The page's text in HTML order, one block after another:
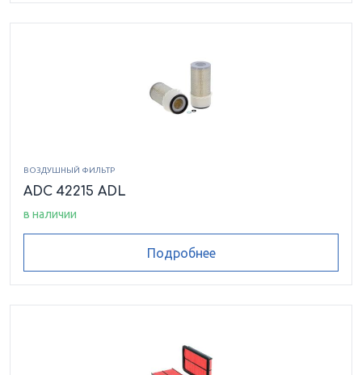
ВОЗДУШНЫЙ ФИЛЬТР
ADC 42215 ADL
в наличии
Подробнее